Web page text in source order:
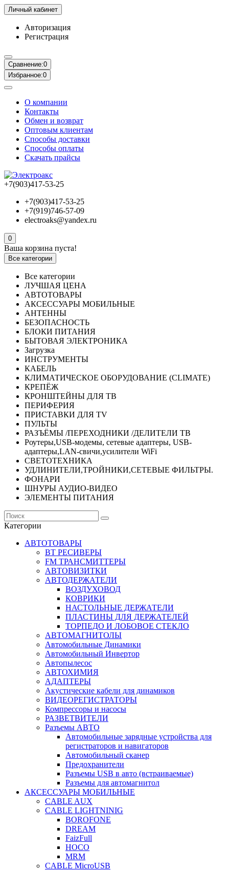
Личный кабинет
Авторизация
Регистрация
Сравнение:0
Избранное:0
О компании
Контакты
Обмен и возврат
Оптовым клиентам
Способы доставки
Способы оплаты
Скачать прайсы
+7(903)417-53-25
+7(903)417-53-25
+7(919)746-57-09
electroaks@yandex.ru
0
Ваша корзина пуста!
Все категории
Все категории
ЛУЧШАЯ ЦЕНА
АВТОТОВАРЫ
АКСЕССУАРЫ МОБИЛЬНЫЕ
АНТЕННЫ
БЕЗОПАСНОСТЬ
БЛОКИ ПИТАНИЯ
БЫТОВАЯ ЭЛЕКТРОНИКА
Загрузка
ИНСТРУМЕНТЫ
КАБЕЛЬ
КЛИМАТИЧЕСКОЕ ОБОРУДОВАНИЕ (CLIMATE)
КРЕПЁЖ
КРОНШТЕЙНЫ ДЛЯ ТВ
ПЕРИФЕРИЯ
ПРИСТАВКИ ДЛЯ TV
ПУЛЬТЫ
РАЗЪЁМЫ /ПЕРЕХОДНИКИ /ДЕЛИТЕЛИ ТВ
Роутеры,USB-модемы, сетевые адаптеры, USB-
адаптеры,LAN-свичи,усилители WiFi
СВЕТОТЕХНИКА
УДЛИНИТЕЛИ,ТРОЙНИКИ,СЕТЕВЫЕ ФИЛЬТРЫ.
ФОНАРИ
ШНУРЫ АУДИО-ВИДЕО
ЭЛЕМЕНТЫ ПИТАНИЯ
Категории
АВТОТОВАРЫ
BT РЕСИВЕРЫ
FM ТРАНСМИТТЕРЫ
АВТОВИЗИТКИ
АВТОДЕРЖАТЕЛИ
ВОЗДУХОВОД
КОВРИКИ
НАСТОЛЬНЫЕ ДЕРЖАТЕЛИ
ПЛАСТИНЫ ДЛЯ ДЕРЖАТЕЛЕЙ
ТОРПЕДО И ЛОБОВОЕ СТЕКЛО
АВТОМАГНИТОЛЫ
Автомобильные Динамики
Автомобильный Инвертор
Автопылесос
АВТОХИМИЯ
АДАПТЕРЫ
Акустические кабели для динамиков
ВИДЕОРЕГИСТРАТОРЫ
Компрессоры и насосы
РАЗВЕТВИТЕЛИ
Разъемы АВТО
Автомобильные зарядные устройства для
регистраторов и навигаторов
Автомобильный сканер
Предохранители
Разъемы USB в авто (встраиваемые)
Разъемы для автомагнитол
АКСЕССУАРЫ МОБИЛЬНЫЕ
CABLE AUX
CABLE LIGHTNINIG
BOROFONE
DREAM
FaizFull
HOCO
MRM
CABLE MicroUSB